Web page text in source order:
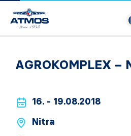
AGROKOMPLEX –
16. - 19.08.2018
Nitra